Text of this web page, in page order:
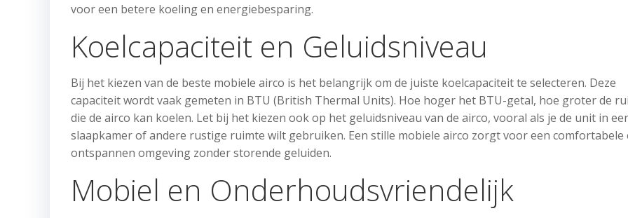
voor een betere koeling en energiebesparing.
Koelcapaciteit en Geluidsniveau
Bij het kiezen van de beste mobiele airco is het belangrijk om de juiste koelcapaciteit te selecteren. Deze
capaciteit wordt vaak gemeten in BTU (British Thermal Units). Hoe hoger het BTU-getal, hoe groter de
die de airco kan koelen. Let bij het kiezen ook op het geluidsniveau van de airco, vooral als je de unit in
slaapkamer of andere rustige ruimte wilt gebruiken. Een stille mobiele airco zorgt voor een comfortabele
ontspannen omgeving zonder storende geluiden.
Mobiel en Onderhoudsvriendelijk